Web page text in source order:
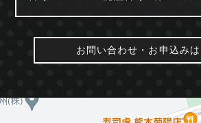
お問い合わせ・お申込みは